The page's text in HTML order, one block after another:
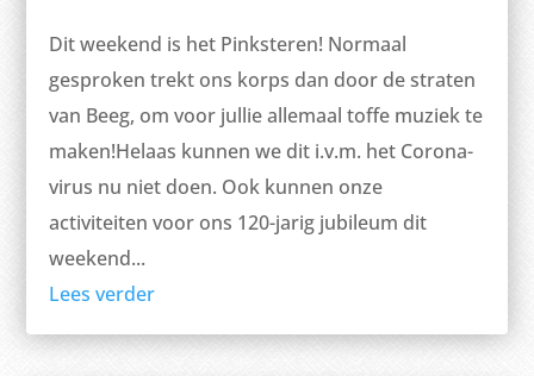
Dit weekend is het Pinksteren! Normaal
gesproken trekt ons korps dan door de straten
van Beeg, om voor jullie allemaal toffe muziek te
maken!Helaas kunnen we dit i.v.m. het Corona-
virus nu niet doen. Ook kunnen onze
activiteiten voor ons 120-jarig jubileum dit
weekend...
Lees verder